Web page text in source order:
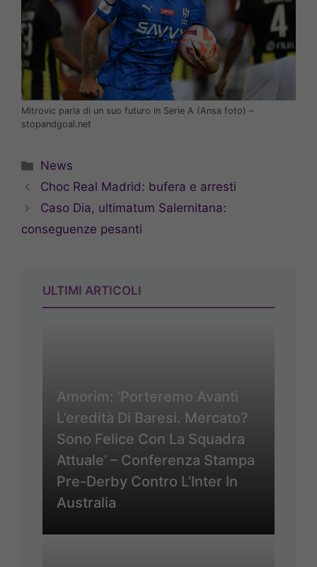
Mitrovic parla di un suo futuro in Serie A (Ansa foto) –
stopandgoal.net
Categorie
News
Choc Real Madrid: bufera e arresti
Caso Dia, ultimatum Salernitana:
conseguenze pesanti
ULTIMI ARTICOLI
Amorim: ‘Porteremo Avanti
L’eredità Di Baresi. Mercato?
Sono Felice Con La Squadra
Attuale’ – Conferenza Stampa
Pre-Derby Contro L’Inter In
Australia